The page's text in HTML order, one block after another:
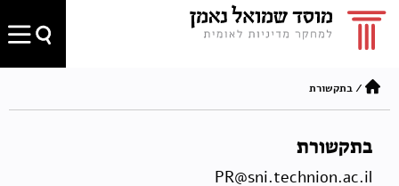
/בתקשורת
בתקשורת
PR@sni.technion.ac.il